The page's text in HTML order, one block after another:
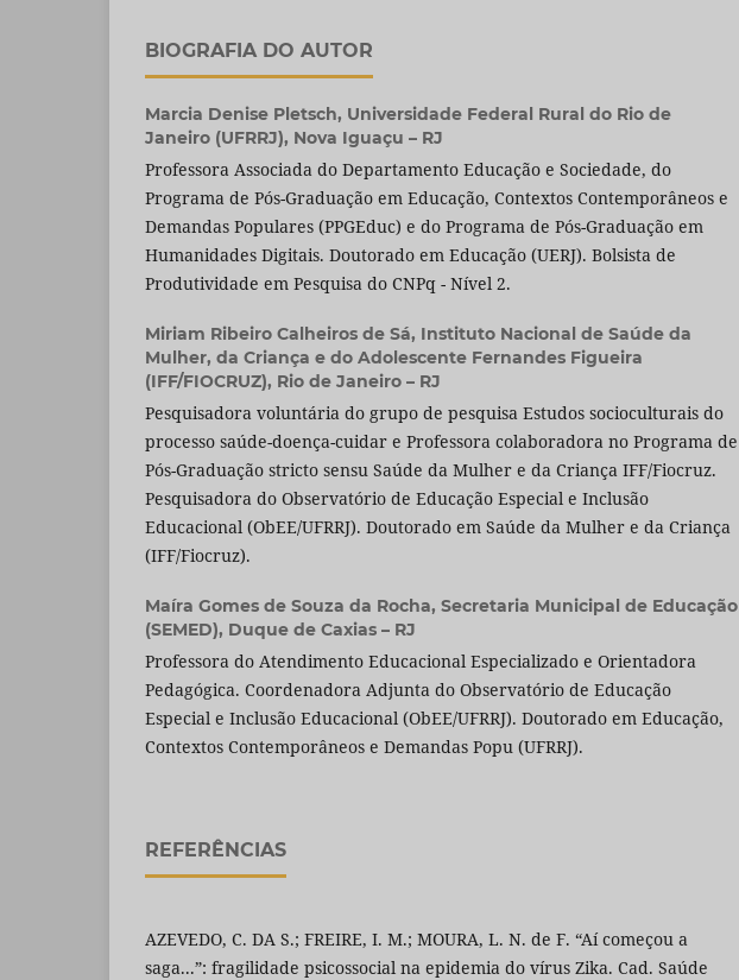
BIOGRAFIA DO AUTOR
Marcia Denise Pletsch, Universidade Federal Rural do Rio de
Janeiro (UFRRJ), Nova Iguaçu – RJ
Professora Associada do Departamento Educação e Sociedade, do
Programa de Pós-Graduação em Educação, Contextos Contemporâneos e
Demandas Populares (PPGEduc) e do Programa de Pós-Graduação em
Humanidades Digitais. Doutorado em Educação (UERJ). Bolsista de
Produtividade em Pesquisa do CNPq - Nível 2.
Miriam Ribeiro Calheiros de Sá, Instituto Nacional de Saúde da
Mulher, da Criança e do Adolescente Fernandes Figueira
(IFF/FIOCRUZ), Rio de Janeiro – RJ
Pesquisadora voluntária do grupo de pesquisa Estudos socioculturais do
processo saúde-doença-cuidar e Professora colaboradora no Programa de
Pós-Graduação stricto sensu Saúde da Mulher e da Criança IFF/Fiocruz.
Pesquisadora do Observatório de Educação Especial e Inclusão
Educacional (ObEE/UFRRJ). Doutorado em Saúde da Mulher e da Criança
(IFF/Fiocruz).
Maíra Gomes de Souza da Rocha, Secretaria Municipal de Educação
(SEMED), Duque de Caxias – RJ
Professora do Atendimento Educacional Especializado e Orientadora
Pedagógica. Coordenadora Adjunta do Observatório de Educação
Especial e Inclusão Educacional (ObEE/UFRRJ). Doutorado em Educação,
Contextos Contemporâneos e Demandas Popu (UFRRJ).
REFERÊNCIAS
AZEVEDO, C. DA S.; FREIRE, I. M.; MOURA, L. N. de F. “Aí começou a
saga...”: fragilidade psicossocial na epidemia do vírus Zika. Cad. Saúde